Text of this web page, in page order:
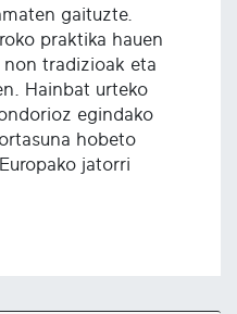
gaituzte.
praktika hauen
tradizioak eta
Hainbat urteko
egindako
hobeto
jatorri